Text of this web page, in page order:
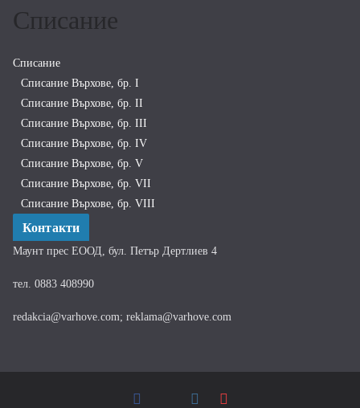
Списание
Списание
Списание Върхове, бр. I
Списание Върхове, бр. II
Списание Върхове, бр. III
Списание Върхове, бр. IV
Списание Върхове, бр. V
Списание Върхове, бр. VII
Списание Върхове, бр. VIII
Контакти
Маунт прес ЕООД, бул. Петър Дертлиев 4
тел. 0883 408990
redakcia@varhove.com; reklama@varhove.com